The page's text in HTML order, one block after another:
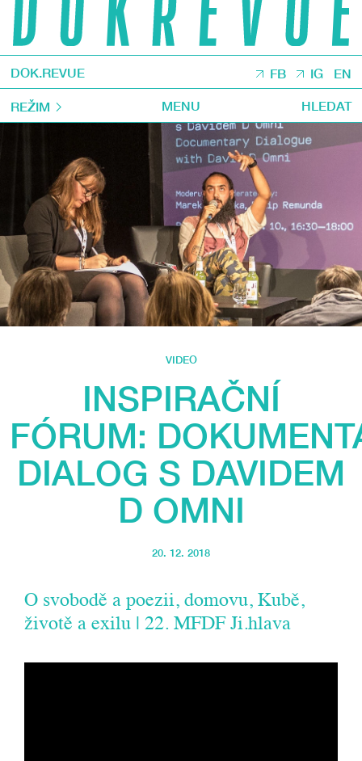
DOK.REVUE FB IG EN
REŽIM MENU HLEDAT
VIDEO
INSPIRAČNÍ
FÓRUM:
DIALOG S DAVIDEM
D OMNI
20. 12. 2018
O svobodě a poezii, domovu, Kubě,
životě a exilu | 22. MFDF Ji.hlava